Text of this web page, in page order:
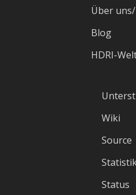
Über
Blog
HDRI-
Wiki
Source
Status